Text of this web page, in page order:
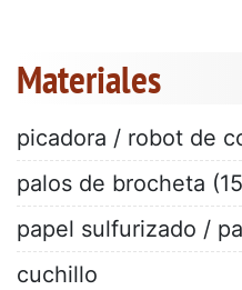
Materiales
picadora / robot de
palos de brocheta
papel sulfurizado /
cuchillo